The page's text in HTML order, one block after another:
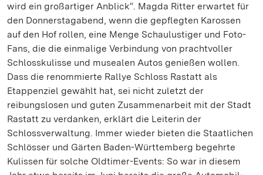
wird ein großartiger Anblick“. Magda Ritter erwartet für
den Donnerstagabend, wenn die gepflegten Karossen
auf den Hof rollen, eine Menge Schaulustiger und Foto-
Fans, die die einmalige Verbindung von prachtvoller
Schlosskulisse und musealen Autos genießen wollen.
Dass die renommierte Rallye Schloss Rastatt als
Etappenziel gewählt hat, sei nicht zuletzt der
reibungslosen und guten Zusammenarbeit mit der Stadt
Rastatt zu verdanken, erklärt die Leiterin der
Schlossverwaltung. Immer wieder bieten die Staatlichen
Schlösser und Gärten Baden-Württemberg begehrte
Kulissen für solche Oldtimer-Events: So war in diesem